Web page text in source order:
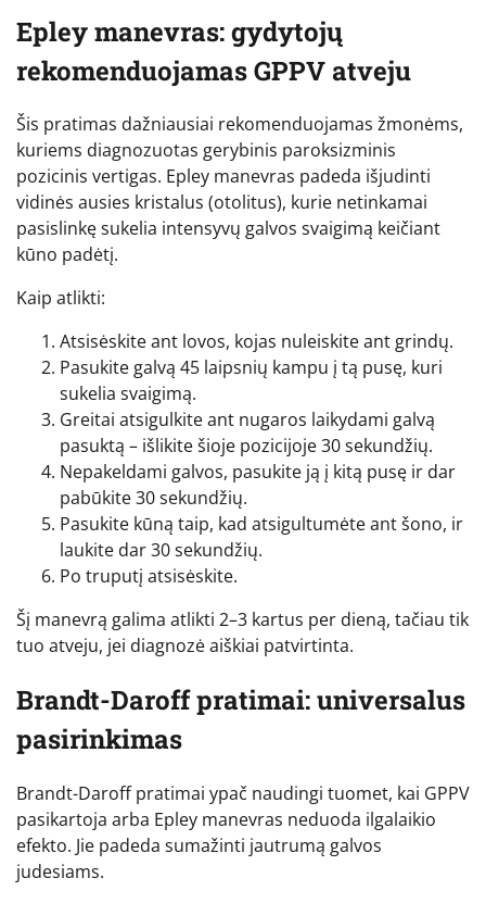
Epley manevras: gydytojų
rekomenduojamas GPPV atveju
Šis pratimas dažniausiai rekomenduojamas žmonėms,
kuriems diagnozuotas gerybinis paroksizminis
pozicinis vertigas. Epley manevras padeda išjudinti
vidinės ausies kristalus (otolitus), kurie netinkamai
pasislinkę sukelia intensyvų galvos svaigimą keičiant
kūno padėtį.
Kaip atlikti:
Atsisėskite ant lovos, kojas nuleiskite ant grindų.
Pasukite galvą 45 laipsnių kampu į tą pusę, kuri
sukelia svaigimą.
Greitai atsigulkite ant nugaros laikydami galvą
pasuktą – išlikite šioje pozicijoje 30 sekundžių.
Nepakeldami galvos, pasukite ją į kitą pusę ir dar
pabūkite 30 sekundžių.
Pasukite kūną taip, kad atsigultumėte ant šono, ir
laukite dar 30 sekundžių.
Po truputį atsisėskite.
Šį manevrą galima atlikti 2–3 kartus per dieną, tačiau tik
tuo atveju, jei diagnozė aiškiai patvirtinta.
Brandt-Daroff pratimai: universalus
pasirinkimas
Brandt-Daroff pratimai ypač naudingi tuomet, kai GPPV
pasikartoja arba Epley manevras neduoda ilgalaikio
efekto. Jie padeda sumažinti jautrumą galvos
judesiams.